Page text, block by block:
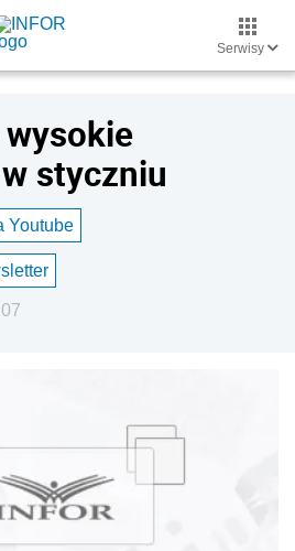
Serwisy
styczniu
Youtube